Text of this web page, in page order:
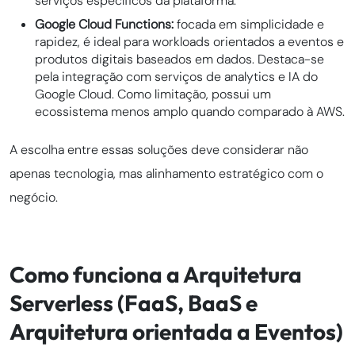
Google Cloud Functions:focada em simplicidade e
rapidez, é ideal para workloads orientados a eventos e
produtos digitais baseados em dados. Destaca-se
pela integração com serviços de analytics e IA do
Google Cloud. Como limitação, possui um
ecossistema menos amplo quando comparado à AWS.
A escolha entre essas soluções deve considerar não
apenas tecnologia, mas alinhamento estratégico com o
negócio.
Como funciona a Arquitetura
Serverless (FaaS, BaaS e
Arquitetura orientada a Eventos)